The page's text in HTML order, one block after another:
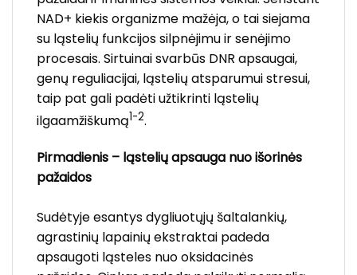
NAD+ kiekis organizme mažėja, o tai siejama
su ląstelių funkcijos silpnėjimu ir senėjimo
procesais. Sirtuinai svarbūs DNR apsaugai,
genų reguliacijai, ląstelių atsparumui stresui,
taip pat gali padėti užtikrinti ląstelių
ilgaamžiškumą1-2.
Pirmadienis – ląstelių apsauga nuo išorinės
pažaidos
Sudėtyje esantys dygliuotųjų šaltalankių,
agrastinių lapainių ekstraktai padeda
apsaugoti ląsteles nuo oksidacinės